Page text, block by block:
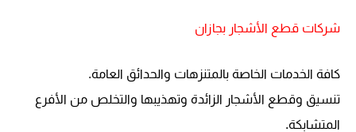
شركات قطع الأشجار بجازان
كافة الخدمات الخاصة بالمتنزهات والحدائق العامة.
تنسيق وقطع الأشجار الزائدة وتهذيبها والتخلص من الأفرع
المتشابكة.